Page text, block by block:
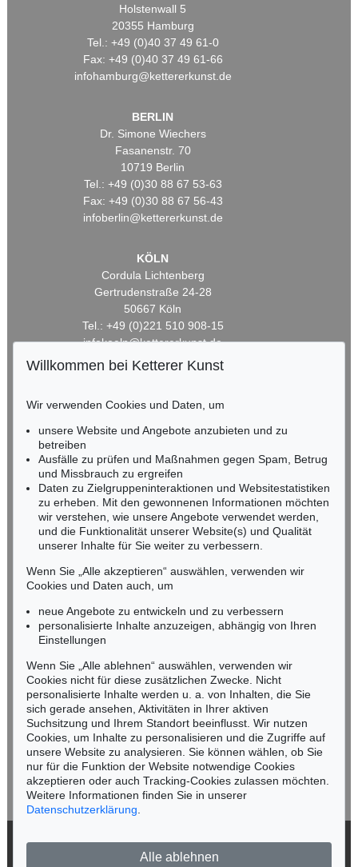
Holstenwall 5
20355 Hamburg
Tel.: +49 (0)40 37 49 61-0
Fax: +49 (0)40 37 49 61-66
infohamburg@kettererkunst.de
BERLIN
Dr. Simone Wiechers
Fasanenstr. 70
10719 Berlin
Tel.: +49 (0)30 88 67 53-63
Fax: +49 (0)30 88 67 56-43
infoberlin@kettererkunst.de
KÖLN
Cordula Lichtenberg
Gertrudenstraße 24-28
50667 Köln
Tel.: +49 (0)221 510 908-15
infokoeln@kettererkunst.de
HESSEN
Miriam Heß
Tel.: +49 (0)62 21 58 80-038
Fax: +49 (0)62 21 58 80-595
infoheidelberg@kettererkunst.de
NORDDEUTSCHLAND
Nico Kassel, M.A.
Mobil: +49 (0)171 8618661
n.kassel@kettererkunst.de
Keine Auktion mehr verpassen!
Wir informieren Sie rechtzeitig.
Jetzt zum Newsletter anmelden >
Willkommen bei Ketterer Kunst
Wir verwenden Cookies und Daten, um
unsere Website und Angebote anzubieten und zu
betreiben
Ausfälle zu prüfen und Maßnahmen gegen Spam, Betrug
und Missbrauch zu ergreifen
Daten zu Zielgruppeninteraktionen und Websitestatistiken
zu erheben. Mit den gewonnenen Informationen möchten
wir verstehen, wie unsere Angebote verwendet werden,
und die Funktionalität unserer Website(s) und Qualität
unserer Inhalte für Sie weiter zu verbessern.
Wenn Sie „Alle akzeptieren“ auswählen, verwenden wir
Cookies und Daten auch, um
neue Angebote zu entwickeln und zu verbessern
personalisierte Inhalte anzuzeigen, abhängig von Ihren
Einstellungen
Wenn Sie „Alle ablehnen“ auswählen, verwenden wir
Cookies nicht für diese zusätzlichen Zwecke. Nicht
personalisierte Inhalte werden u. a. von Inhalten, die Sie
sich gerade ansehen, Aktivitäten in Ihrer aktiven
Suchsitzung und Ihrem Standort beeinflusst. Wir nutzen
Cookies, um Inhalte zu personalisieren und die Zugriffe auf
unsere Website zu analysieren. Sie können wählen, ob Sie
nur für die Funktion der Website notwendige Cookies
akzeptieren oder auch Tracking-Cookies zulassen möchten.
Weitere Informationen finden Sie in unserer
Datenschutzerklärung
Alle ablehnen